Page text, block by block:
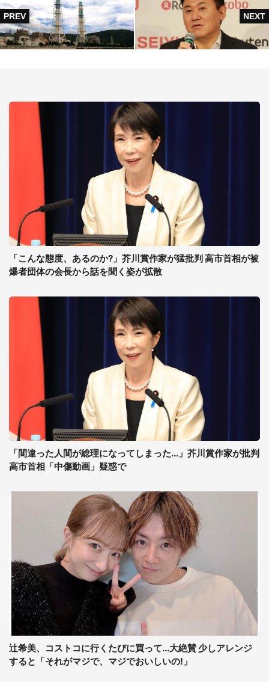
「こんな態度、あるのか?」芥川賞作家が猛批判 高市首相が被
爆者団体の会長から話を聞く姿が拡散
「間違った人間が総理になってしまった...」芥川賞作家が批判
高市首相「中傷動画」疑惑で
辻希美、コストコに行くたびに買って...大絶賛 少しアレンジ
すると「それがマジで、マジでおいしいの!」